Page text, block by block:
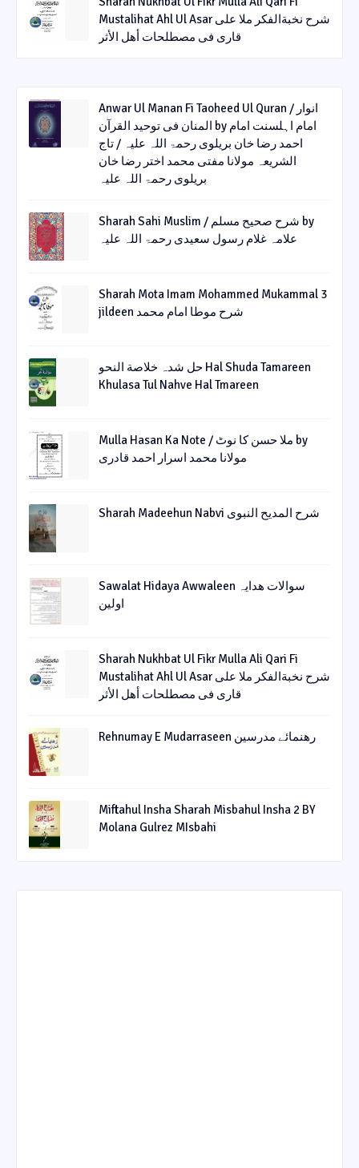
Mustalihat Ahl Ul Asar شرح نخبةالفکر ملا علی
قاری فی مصطلحات أھل الأثر
Anwar Ul Manan Fi Taoheed Ul Quran / انوار
المنان فی توحید القرآن by امام اہلسنت امام
احمد رضا خان بریلوی رحمۃ اللہ علیہ / تاج
الشریعہ مولانا مفتی محمد اختر رضا خان
بریلوی رحمۃ اللہ علیہ
Sharah Sahi Muslim / شرح صحیح مسلم by
علامہ غلام رسول سعیدی رحمۃ اللہ علیہ
Sharah Mota Imam Mohammed Mukammal 3
jildeen شرح موطا امام محمد
حل شدہ خلاصة النحو Hal Shuda Tamareen
Khulasa Tul Nahve Hal Tmareen
Mulla Hasan Ka Note / ملا حسن کا نوٹ by
مولانا محمد اسرار احمد قادری
Sharah Madeehun Nabvi شرح المدیح النبوی
Sawalat Hidaya Awwaleen سوالات ھدایہ
اولین
Sharah Nukhbat Ul Fikr Mulla Ali Qari Fi
Mustalihat Ahl Ul Asar شرح نخبةالفکر ملا علی
قاری فی مصطلحات أھل الأثر
Rehnumay E Mudarraseen رهنمائے مدرسین
Miftahul Insha Sharah Misbahul Insha 2 BY
Molana Gulrez MIsbahi